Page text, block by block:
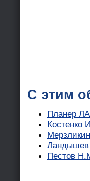
С этим
Планер
Костенко
Ландышев
Пестов